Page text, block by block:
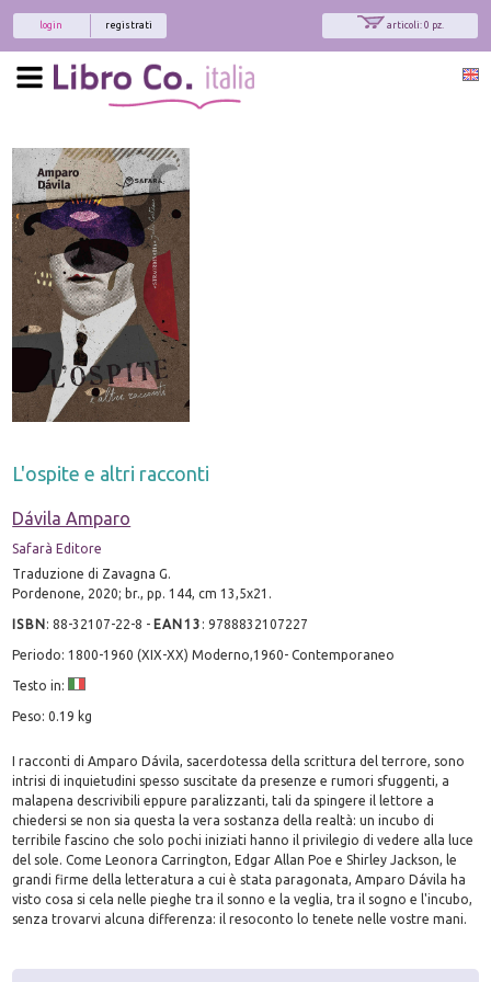
articoli: 0 pz.
registrati
login
L'ospite e altri racconti
Dávila Amparo
Safarà Editore
Traduzione di Zavagna G.
Pordenone, 2020; br., pp. 144, cm 13,5x21.
ISBN:88-32107-22-8 - EAN13 :9788832107227
Periodo: 1800-1960 (XIX-XX) Moderno,1960- Contemporaneo
Testo in:
Peso: 0.19 kg
I racconti di Amparo Dávila, sacerdotessa della scrittura del terrore, sono
intrisi di inquietudini spesso suscitate da presenze e rumori sfuggenti, a
malapena descrivibili eppure paralizzanti, tali da spingere il lettore a
chiedersi se non sia questa la vera sostanza della realtà: un incubo di
terribile fascino che solo pochi iniziati hanno il privilegio di vedere alla luce
del sole. Come Leonora Carrington, Edgar Allan Poe e Shirley Jackson, le
grandi firme della letteratura a cui è stata paragonata, Amparo Dávila ha
visto cosa si cela nelle pieghe tra il sonno e la veglia, tra il sogno e l'incubo,
senza trovarvi alcuna differenza: il resoconto lo tenete nelle vostre mani.